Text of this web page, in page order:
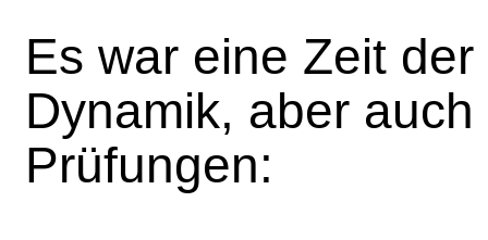
Es war eine Zeit
Dynamik, aber
Prüfungen: